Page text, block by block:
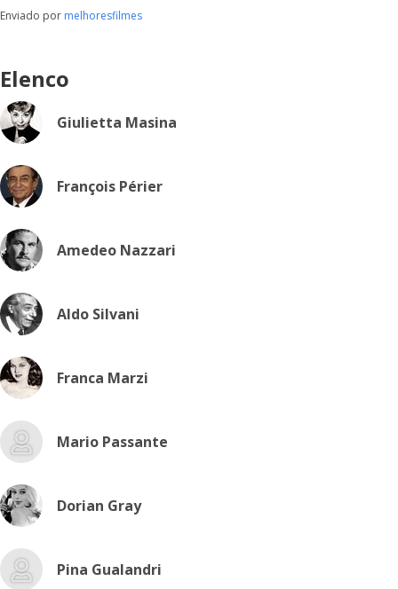
Enviado por melhoresfilmes
Elenco
Giulietta Masina
François Périer
Amedeo Nazzari
Aldo Silvani
Franca Marzi
Mario Passante
Dorian Gray
Pina Gualandri